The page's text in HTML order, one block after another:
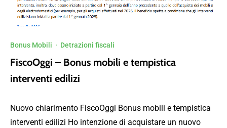
Bonus Mobili · Detrazioni fiscali
FiscoOggi – Bonus mobili e tempistica
interventi edilizi
Nuovo chiarimento FiscoOggi Bonus mobili e tempistica
interventi edilizi Ho intenzione di acquistare un nuovo